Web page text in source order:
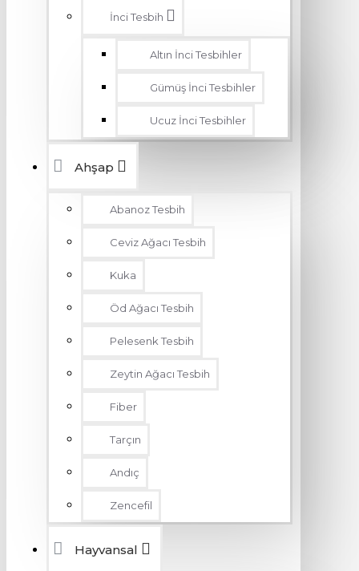
İnci Tesbih
Altın İnci Tesbihler
Gümüş İnci Tesbihler
Ucuz İnci Tesbihler
Ahşap
Abanoz Tesbih
Ceviz Ağacı Tesbih
Kuka
Öd Ağacı Tesbih
Pelesenk Tesbih
Zeytin Ağacı Tesbih
Fiber
Tarçın
Andıç
Zencefil
Hayvansal